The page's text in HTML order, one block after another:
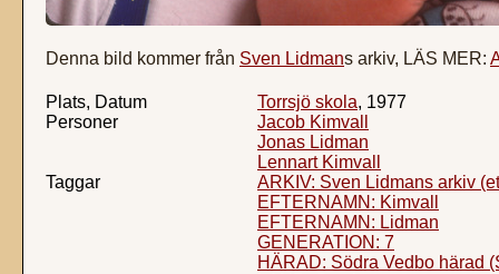
Denna bild kommer från Sven Lidmans arkiv, LÄS MER:
Plats, Datum Torrsjö skola, 1977
Personer
Jacob Kimvall
Jonas Lidman
Lennart Kimvall
Taggar
ARKIV: Sven Lidmans arkiv
EFTERNAMN: Kimvall
EFTERNAMN: Lidman
GENERATION: 7
HÄRAD: Södra Vedbo härad